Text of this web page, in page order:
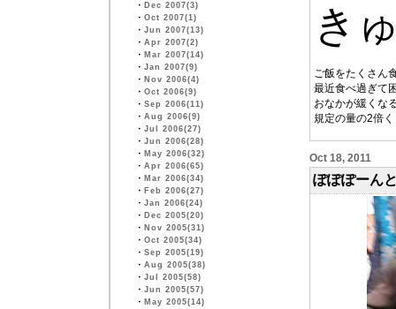
・ Dec 2007(3)
・ Oct 2007(1)
・ Jun 2007(13)
・ Apr 2007(2)
・ Mar 2007(14)
・ Jan 2007(9)
・ Nov 2006(4)
・ Oct 2006(9)
・ Sep 2006(11)
・ Aug 2006(9)
・ Jul 2006(27)
・ Jun 2006(28)
・ May 2006(32)
・ Apr 2006(65)
・ Mar 2006(34)
・ Feb 2006(27)
・ Jan 2006(24)
・ Dec 2005(20)
・ Nov 2005(31)
・ Oct 2005(34)
・ Sep 2005(19)
・ Aug 2005(38)
・ Jul 2005(58)
・ Jun 2005(57)
・ May 2005(14)
き
ご飯をたくさん
最近食べ過ぎて
おなかが緩くな
規定の量の2倍
Oct 18, 2011
ぽぽぽーん